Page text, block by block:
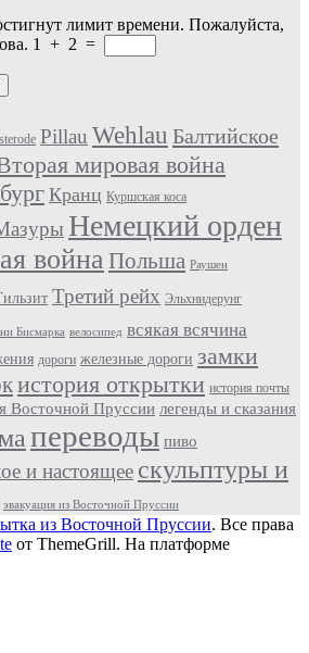
лимит времени. Пожалуйста,
1 + 2 =
Pillau Wehlau Балтийское
мировая война
Кранц Куршская коса
Немецкий орден
война Польша Раушен
Третий рейх Эльхнидерунг
Бисмарка велосипед всякая всячина
дороги железные дороги замки
история открытки история почты
Восточной Пруссии легенды и сказания
переводы пиво
и настоящее скульптуры и
эвакуация из Восточной Пруссии
из Восточной Пруссии. Все права
от ThemeGrill. На платформе